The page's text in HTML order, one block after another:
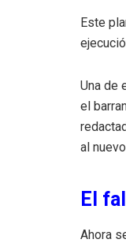
Este
Una de
el
al
El
Ahora